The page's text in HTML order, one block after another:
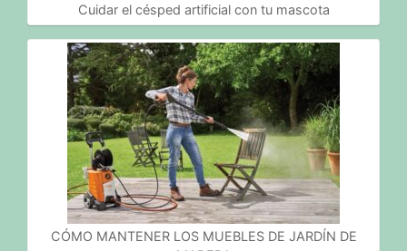
Cuidar el césped artificial con tu mascota
CÓMO MANTENER LOS MUEBLES DE JARDÍN DE